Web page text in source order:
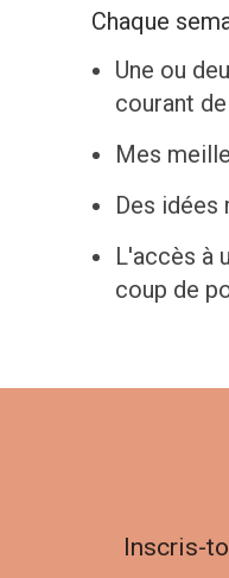
Chaque
Une ou
courant
Mes
Des
L'accès à
coup de
Inscris-